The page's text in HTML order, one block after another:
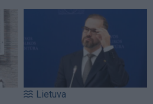
Lietuva